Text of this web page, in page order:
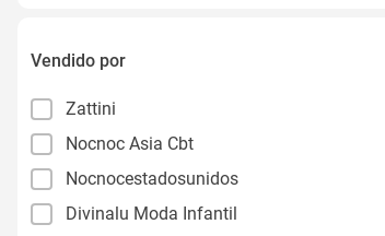
Vendido por
Zattini
Nocnoc Asia Cbt
Nocnocestadosunidos
Divinalu Moda Infantil